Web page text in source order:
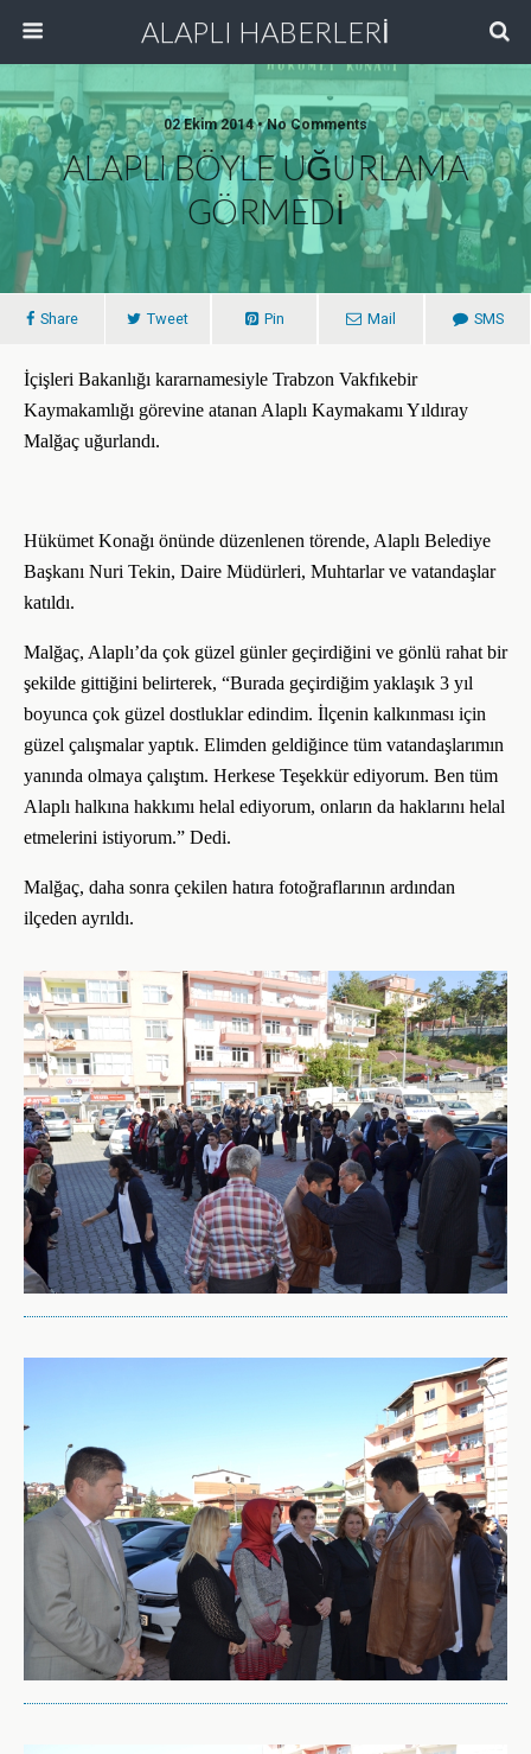
ALAPLI HABERLERİ
02 Ekim 2014 • No Comments
ALAPLI BÖYLE UĞURLAMA
GÖRMEDİ
Share Tweet Pin Mail SMS
İçişleri Bakanlığı kararnamesiyle Trabzon Vakfıkebir
Kaymakamlığı görevine atanan Alaplı Kaymakamı Yıldıray
Malğaç uğurlandı.
Hükümet Konağı önünde düzenlenen törende, Alaplı Belediye
Başkanı Nuri Tekin, Daire Müdürleri, Muhtarlar ve vatandaşlar
katıldı.
Malğaç, Alaplı’da çok güzel günler geçirdiğini ve gönlü rahat bir
şekilde gittiğini belirterek, “Burada geçirdiğim yaklaşık 3 yıl
boyunca çok güzel dostluklar edindim. İlçenin kalkınması için
güzel çalışmalar yaptık. Elimden geldiğince tüm vatandaşlarımın
yanında olmaya çalıştım. Herkese Teşekkür ediyorum. Ben tüm
Alaplı halkına hakkımı helal ediyorum, onların da haklarını helal
etmelerini istiyorum.” Dedi.
Malğaç, daha sonra çekilen hatıra fotoğraflarının ardından
ilçeden ayrıldı.